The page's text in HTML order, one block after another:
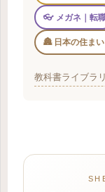
👓 メガネ｜転
🏯 日本の住ま
教科書ライブラ